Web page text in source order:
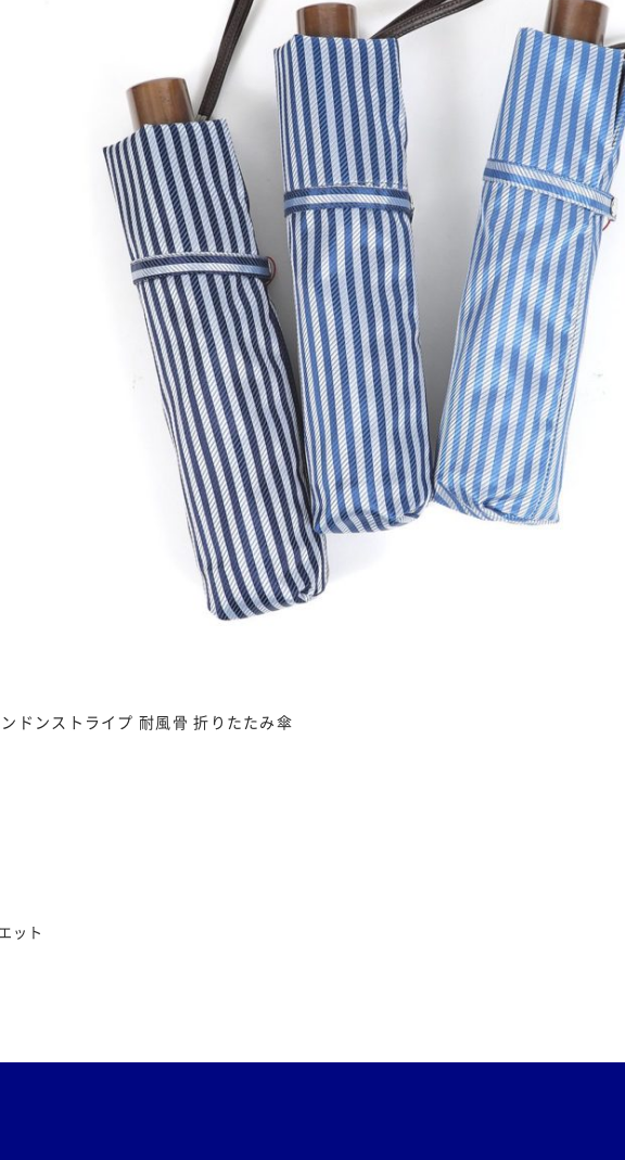
ンドンストライプ 耐風骨 折りたたみ傘
ット